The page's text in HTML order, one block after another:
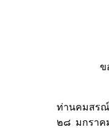
ข
ท่านคมสรณ์
๒๘ มกรา